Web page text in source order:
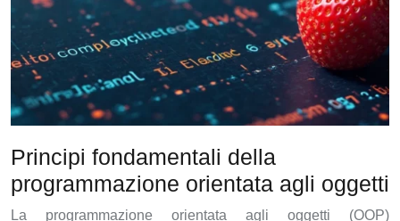
Principi fondamentali della
programmazione orientata agli oggetti
La programmazione orientata agli oggetti (OOP)